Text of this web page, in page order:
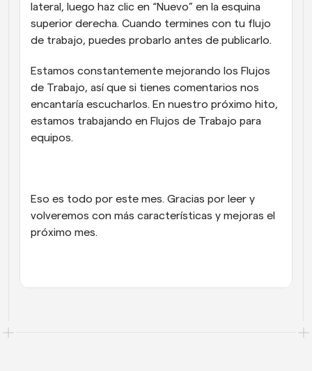
lateral, luego haz clic en “Nuevo” en la esquina
superior derecha. Cuando termines con tu flujo
de trabajo, puedes probarlo antes de publicarlo.
Estamos constantemente mejorando los Flujos
de Trabajo, así que si tienes comentarios nos
encantaría escucharlos. En nuestro próximo hito,
estamos trabajando en Flujos de Trabajo para
equipos.
Eso es todo por este mes. Gracias por leer y
volveremos con más características y mejoras el
próximo mes.